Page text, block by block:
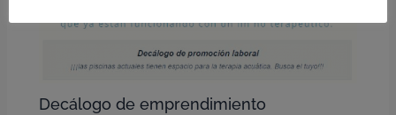
Decálogo de emprendimiento